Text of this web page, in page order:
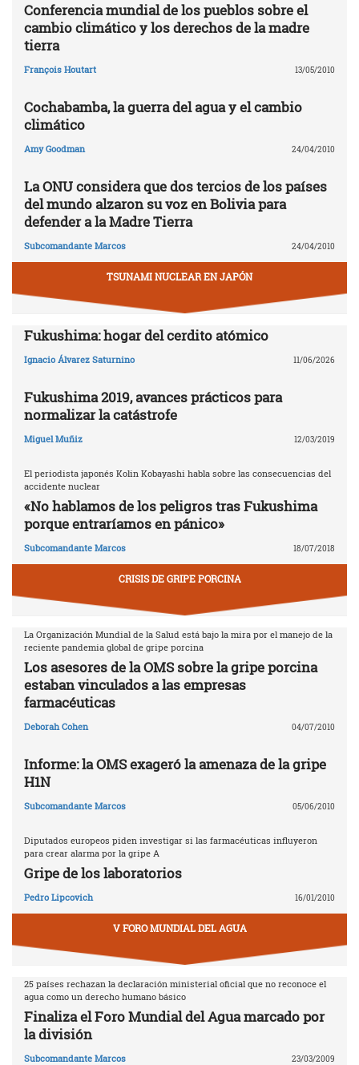
Conferencia mundial de los pueblos sobre el
cambio climático y los derechos de la madre
tierra
François Houtart 13/05/2010
Cochabamba, la guerra del agua y el cambio
climático
Amy Goodman 24/04/2010
La ONU considera que dos tercios de los países
del mundo alzaron su voz en Bolivia para
defender a la Madre Tierra
Subcomandante Marcos 24/04/2010
TSUNAMI NUCLEAR EN JAPÓN
Fukushima: hogar del cerdito atómico
Ignacio Álvarez Saturnino 11/06/2026
Fukushima 2019, avances prácticos para
normalizar la catástrofe
Miguel Muñiz 12/03/2019
El periodista japonés Kolin Kobayashi habla sobre las consecuencias del
accidente nuclear
«No hablamos de los peligros tras Fukushima
porque entraríamos en pánico»
Subcomandante Marcos 18/07/2018
CRISIS DE GRIPE PORCINA
La Organización Mundial de la Salud está bajo la mira por el manejo de la
reciente pandemia global de gripe porcina
Los asesores de la OMS sobre la gripe porcina
estaban vinculados a las empresas
farmacéuticas
Deborah Cohen 04/07/2010
Informe: la OMS exageró la amenaza de la gripe
H1N
Subcomandante Marcos 05/06/2010
Diputados europeos piden investigar si las farmacéuticas influyeron
para crear alarma por la gripe A
Gripe de los laboratorios
Pedro Lipcovich 16/01/2010
V FORO MUNDIAL DEL AGUA
25 países rechazan la declaración ministerial oficial que no reconoce el
agua como un derecho humano básico
Finaliza el Foro Mundial del Agua marcado por
la división
Subcomandante Marcos 23/03/2009